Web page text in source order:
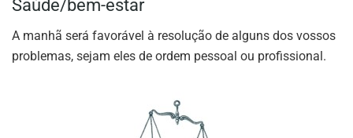
Saúde/bem-estar
A manhã será favorável à resolução de alguns dos vossos
problemas, sejam eles de ordem pessoal ou profissional.